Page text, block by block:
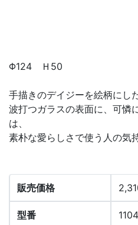
Φ124 Ｈ50
手描きのデイジーを絵柄にし
波打つガラスの表面に、可憐
は、
素朴な愛らしさで使う人の気
販売価格
型番